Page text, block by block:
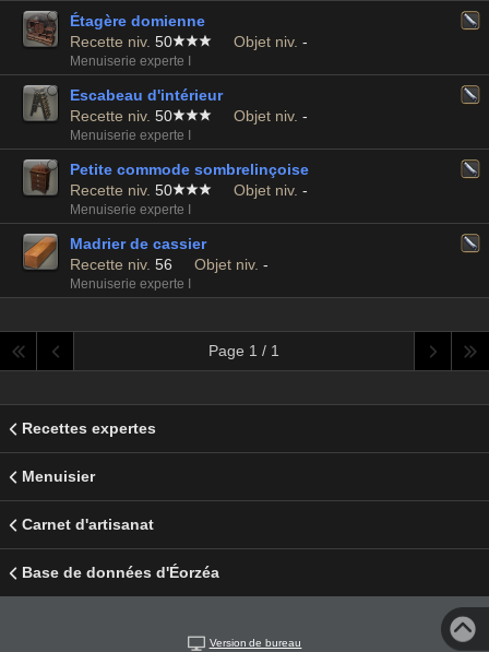
Étagère domienne
Recette niv. 50 Objet niv. -
Menuiserie experte I
Escabeau d'intérieur
Recette niv. 50 Objet niv. -
Menuiserie experte I
Petite commode sombrelinçoise
Recette niv. 50 Objet niv. -
Menuiserie experte I
Madrier de cassier
Recette niv. 56 Objet niv. -
Menuiserie experte I
Page 1 / 1
Recettes expertes
Menuisier
Carnet d'artisanat
Base de données d'Éorzéa
Version de bureau